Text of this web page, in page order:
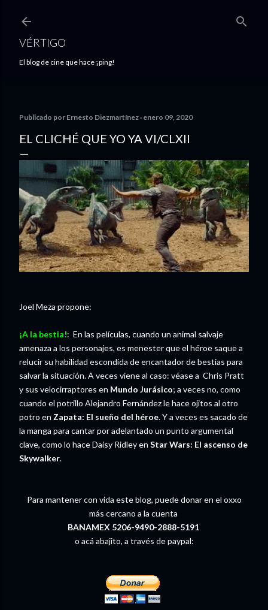
VÉRTIGO
El blog de cine que hace ¡ping!
Publicado por Ernesto Diezmartínez enero 09, 2020
EL CLICHÉ QUE YO YA VI/CLXII
Joel Meza propone:
¡A la bestia!: En las películas, cuando un animal salvaje
amenaza a los personajes, es menester que el héroe saque a
relucir su habilidad escondida de encantador de bestias para
salvar la situación. A veces viene al caso: véase a Chris Pratt
y sus velocirraptores en Mundo Jurásico; a veces no, como
cuando el potrillo Alejandro Fernández le hace ojitos al otro
potro en Zapata: El sueño del héroe. Y a veces es sacado de
la manga para cantar por adelantado un punto argumental
clave, como lo hace Daisy Ridley en Star Wars: El ascenso de
Skywalker.
Para mantener con vida este blog, puede donar en el oxxo
más cercano a la cuenta
BANAMEX 5206-9490-2888-5191
o acá abajito, a través de paypal: